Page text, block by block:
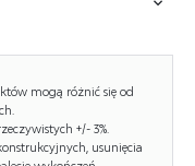
ryflami,
mogą różnić się od
+/- 3%.
usunięcia